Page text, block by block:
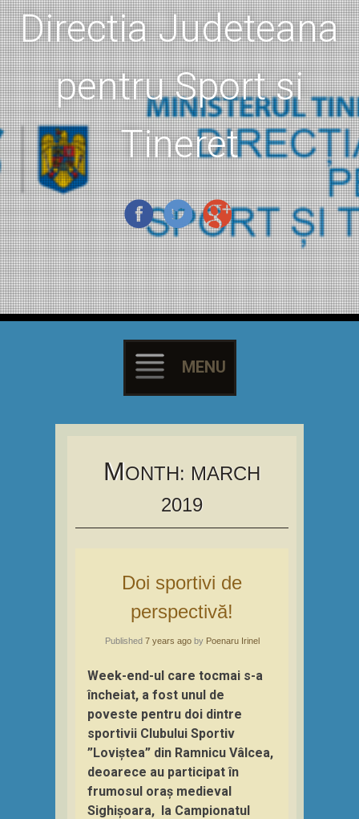
Directia Judeteana
pentru Sport si
Tineret
MENU
Skip
MONTH: MARCH
2019
Doi sportivi de
perspectivă!
Published 7 years agoby Poenaru Irinel
Week-end-ul care tocmai s-a
încheiat, a fost unul de
poveste pentru doi dintre
sportivii Clubului Sportiv
”Loviștea” din Ramnicu Vâlcea,
deoarece au participat în
frumosul oraș medieval
Sighișoara, la Campionatul